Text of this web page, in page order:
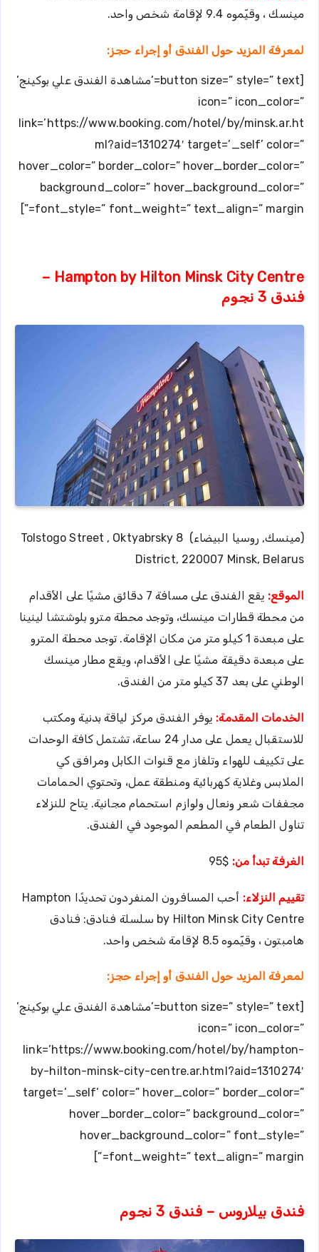
مينسك ، وقيّموه 9.4 لإقامة شخص واحد.
لمعرفة المزيد حول الفندق أو إجراء حجز:
[button size=” style=” text=’مشاهدة الفندق علي بوكينج’
icon=” icon_color=”
link=’https://www.booking.com/hotel/by/minsk.ar.ht
ml?aid=1310274′ target=’_self’ color=”
hover_color=” border_color=” hover_border_color=”
background_color=” hover_background_color=”
font_style=” font_weight=” text_align=” margin=”]
Hampton by Hilton Minsk City Centre –
فندق 3 نجوم
(مينسك, روسيا البيضاء) 8 Tolstogo Street , Oktyabrsky
District, 220007 Minsk, Belarus
الموقع:
يقع الفندق على مسافة 7 دقائق مشيًا على الأقدام
من محطة قطارات مينسك، وتوجد محطة مترو بلوشتشا لينينا
على مبعدة 1 كيلو متر من مكان الإقامة. توجد محطة المترو
على مبعدة دقيقة مشيًا على الأقدام، ويقع مطار مينسك
الوطني على بعد 37 كيلو متر من الفندق.
الخدمات المقدمة: يوفر الفندق مركز لياقة بدنية ومكتب
للاستقبال يعمل على مدار 24 ساعة، تشتمل كافة الوحدات
على تكييف للهواء وتلفاز مع قنوات الكابل ومرافق كي
الملابس وغلاية كهربائية ومنطقة عمل، وتحتوي الحمامات
مجففات شعر ونعال ولوازم استحمام مجانية. يتاح للنزلاء
تناول الطعام في المطعم الموجود في الفندق.
الغرفة تبدأ من: $95
تقييم النزلاء:
أحب المسافرون المنفردون تحديدًا Hampton
by Hilton Minsk City Centre سلسلة فنادق: فنادق
هامبتون ، وقيّموه 8.5 لإقامة شخص واحد.
لمعرفة المزيد حول الفندق أو إجراء حجز:
[button size=” style=” text=’مشاهدة الفندق علي بوكينج’
icon=” icon_color=”
link=’https://www.booking.com/hotel/by/hampton-
by-hilton-minsk-city-centre.ar.html?aid=1310274′
target=’_self’ color=” hover_color=” border_color=”
hover_border_color=” background_color=”
hover_background_color=” font_style=”
font_weight=” text_align=” margin=”]
فندق بيلاروس – فندق 3 نجوم